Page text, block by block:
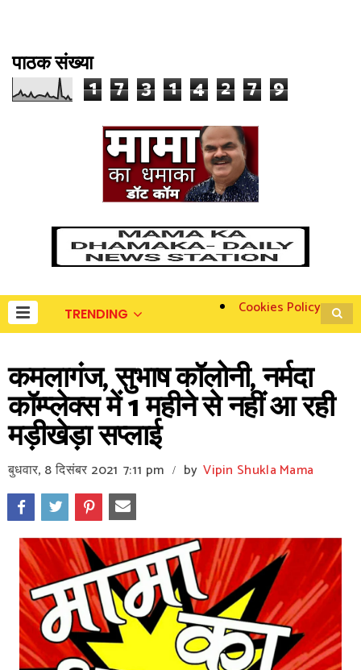
पाठक संख्या
1 7 3 1 4 2 7 9
TRENDING Cookies Policy
कमलागंज, सुभाष कॉलोनी, नर्मदा
कॉम्प्लेक्स में 1 महीने से नहीं आ रही
मड़ीखेड़ा सप्लाई
बुधवार, 8 दिसंबर 2021 7:11 pm / by Vipin Shukla Mama